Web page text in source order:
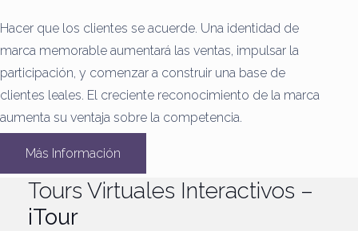
Hacer que los clientes se acuerde. Una identidad de
marca memorable aumentará las ventas, impulsar la
participación, y comenzar a construir una base de
clientes leales. El creciente reconocimiento de la marca
aumenta su ventaja sobre la competencia.
Más Información
Tours Virtuales Interactivos –
iTour